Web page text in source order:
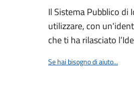
Il Sistema Pubblico di
utilizzare, con
che ti ha rilasciato
Se hai bisogno di aiuto...